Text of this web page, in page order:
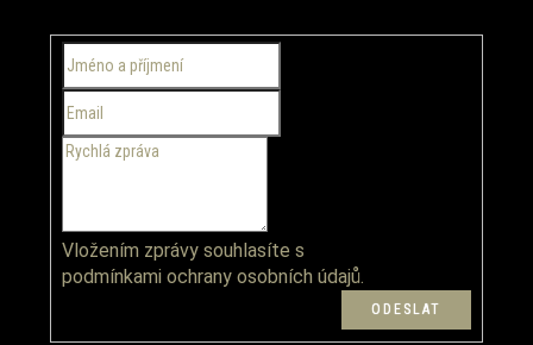
Vložením zprávy souhlasíte s
podmínkami ochrany osobních údajů.